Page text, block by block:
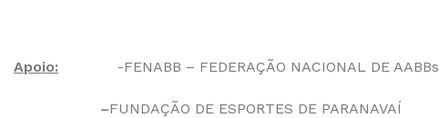
Apoio: -FENABB – FEDERAÇÃO NACIONAL DE AABBs
–FUNDAÇÃO DE ESPORTES DE PARANAVAÍ